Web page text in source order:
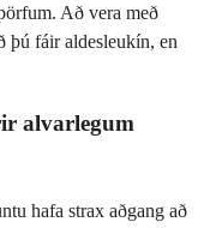
Að vera með
fáir aldesleukín, en
alvarlegum
hafa strax aðgang að